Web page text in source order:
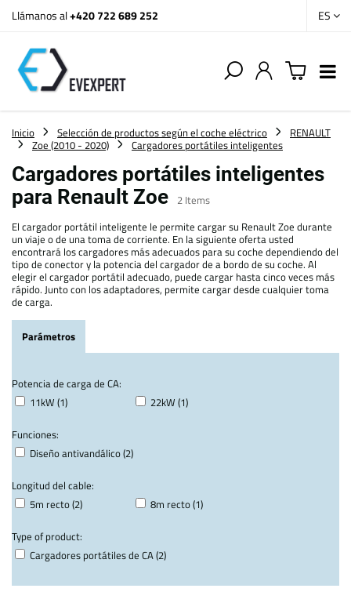
Llámanos al+420 722 689 252 ES
Inicio Selección de productos según el coche eléctrico
RENAULT
Zoe (2010 - 2020)
Cargadores portátiles inteligentes
Cargadores portátiles inteligentes
para Renault Zoe 2 Items
El cargador portátil inteligente le permite cargar su Renault Zoe durante
un viaje o de una toma de corriente. En la siguiente oferta usted
encontrará los cargadores más adecuados para su coche dependiendo del
tipo de conector y la potencia del cargador de a bordo de su coche. Al
elegir el cargador portátil adecuado, puede cargar hasta cinco veces más
rápido. Junto con los adaptadores, permite cargar desde cualquier toma
de carga.
Parámetros
Potencia de carga de CA:
11kW (1)
22kW (1)
Funciones:
Diseño antivandálico (2)
Longitud del cable:
5m recto (2)
8m recto (1)
Type of product:
Cargadores portátiles de CA (2)